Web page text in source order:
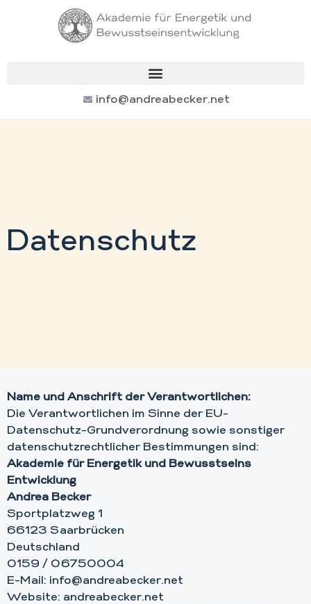
info@andreabecker.net
Datenschutz
Name und Anschrift der Verantwortlichen:
Die Verantwortlichen im Sinne der EU-
Datenschutz-Grundverordnung sowie sonstiger
datenschutzrechtlicher Bestimmungen sind:
Akademie für Energetik und Bewusstseins
Entwicklung
Andrea Becker
Sportplatzweg 1
66123 Saarbrücken
Deutschland
0159 / 06750004
E-Mail: info@andreabecker.net
Website: andreabecker.net